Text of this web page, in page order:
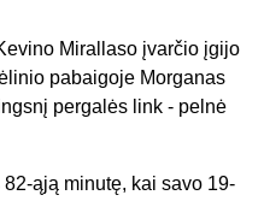
Mirallaso įvarčio įgijo
pabaigoje Morganas
pergalės link - pelnė
ąją minutę, kai savo 19-